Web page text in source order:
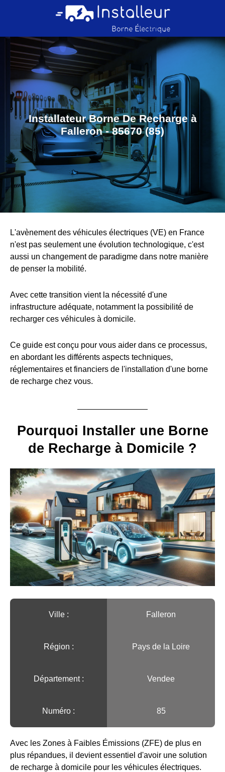
Installateur Borne De Recharge à
Falleron - 85670 (85)
L'avènement des véhicules électriques (VE) en France
n'est pas seulement une évolution technologique, c'est
aussi un changement de paradigme dans notre manière
de penser la mobilité.
Avec cette transition vient la nécessité d'une
infrastructure adéquate, notamment la possibilité de
recharger ces véhicules à domicile.
Ce guide est conçu pour vous aider dans ce processus,
en abordant les différents aspects techniques,
réglementaires et financiers de l'installation d'une borne
de recharge chez vous.
Pourquoi Installer une Borne
de Recharge à Domicile ?
Ville :️ Falleron
Région :️ Pays de la Loire
Département : Vendee
Numéro : 85
Avec les Zones à Faibles Émissions (ZFE) de plus en
plus répandues, il devient essentiel d'avoir une solution
de recharge à domicile pour les véhicules électriques.